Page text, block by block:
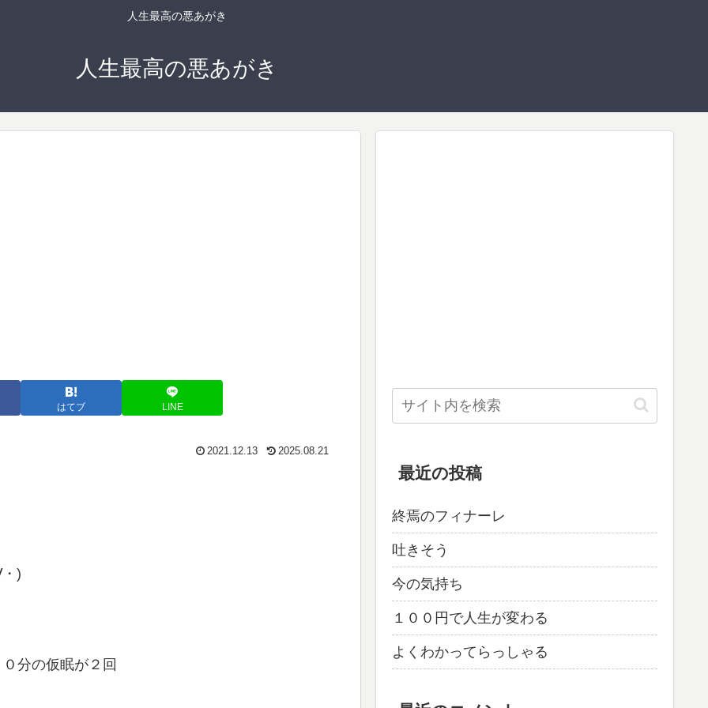
人生最高の悪あがき
人生最高の悪あがき
はてブ LINE
2021.12.13 2025.08.21
)
分の仮眠が２回
最近の投稿
終焉のフィナーレ
吐きそう
今の気持ち
１００円で人生が変わる
よくわかってらっしゃる